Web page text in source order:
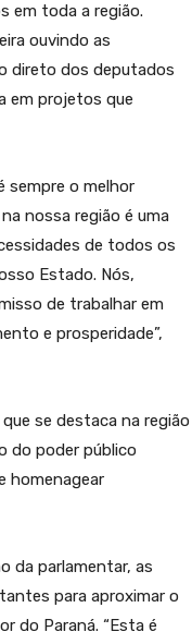
em toda a região.
ouvindo as
direto dos deputados
em projetos que
sempre o melhor
nossa região é uma
de todos os
Estado. Nós,
de trabalhar em
e prosperidade”,
se destaca na região
do poder público
homenagear
da parlamentar, as
para aproximar o
do Paraná. “Esta é